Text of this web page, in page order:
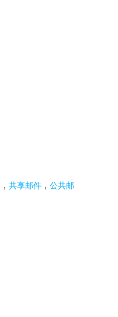
，共享邮件 ，公共邮